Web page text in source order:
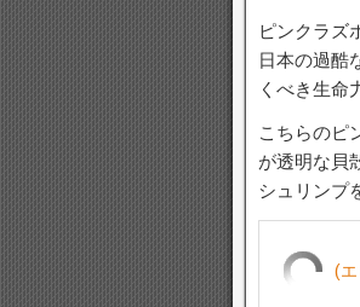
ピンクラズ
日本の過酷
くべき生命
こちらのピ
が透明な貝
シュリンプ
(